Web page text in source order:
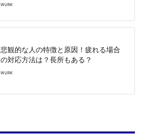
WURK
悲観的な人の特徴と原因！疲れる場合
の対応方法は？長所もある？
WURK